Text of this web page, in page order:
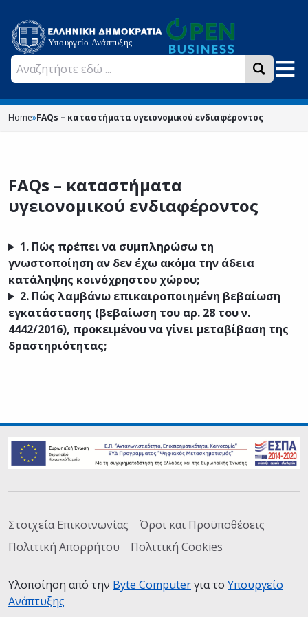
Home»FAQs – καταστήματα υγειονομικού ενδιαφέροντος
FAQs – καταστήματα
υγειονομικού ενδιαφέροντος
1. Πώς πρέπει να συμπληρώσω τη
γνωστοποίηση αν δεν έχω ακόμα την άδεια
κατάληψης κοινόχρηστου χώρου;
2. Πώς λαμβάνω επικαιροποιημένη βεβαίωση
εγκατάστασης (βεβαίωση του αρ. 28 του ν.
4442/2016), προκειμένου να γίνει μεταβίβαση της
δραστηριότητας;
Σύνδεσμοι
Στοιχεία Επικοινωνίας
Όροι και Προϋποθέσεις
Πολιτική Απορρήτου
Πολιτική Cookies
Υλοποίηση από την Byte Computer(ανοίγει σε
για το Υπουργείο
Ανάπτυξης